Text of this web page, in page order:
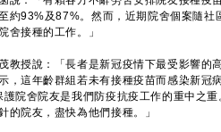
約93%及87%。然而，近期院舍個案隨
舍接種的工作。」
授說：「長者是新冠疫情下最受影響的
，這年齡群組若未有接種疫苗而感染新
護院舍院友是我們防疫抗疫工作的重中之
的院友，盡快為他們接種。」